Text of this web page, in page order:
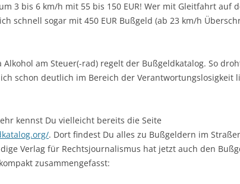
3 bis 6 km/h mit 55 bis 150 EUR! Wer mit Gleitfahrt auf
schnell sogar mit 450 EUR Bußgeld (ab 23 km/h
Alkohol am Steuer(-rad) regelt der Bußgeldkatalog. So
schon deutlich im Bereich der Verantwortungslosigkeit
kennst Du vielleicht bereits die Seite
. Dort findest Du alles zu Bußgeldern im
Verlag für Rechtsjournalismus hat jetzt auch den
zusammengefasst: